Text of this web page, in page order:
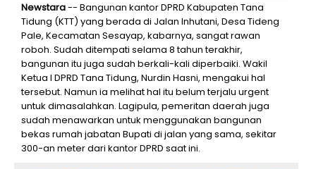
Newstara-- Bangunan kantor DPRD Kabupaten Tana
Tidung (KTT) yang berada di Jalan Inhutani, Desa Tideng
Pale, Kecamatan Sesayap, kabarnya, sangat rawan
roboh. Sudah ditempati selama 8 tahun terakhir,
bangunan itu juga sudah berkali-kali diperbaiki. Wakil
Ketua I DPRD Tana Tidung, Nurdin Hasni, mengakui hal
tersebut. Namun ia melihat hal itu belum terjalu urgent
untuk dimasalahkan. Lagipula, pemeritan daerah juga
sudah menawarkan untuk menggunakan bangunan
bekas rumah jabatan Bupati di jalan yang sama, sekitar
300-an meter dari kantor DPRD saat ini.